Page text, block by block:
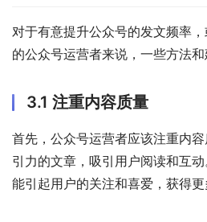
对于有意提升公众号的发文频率
的公众号运营者来说，一些方法和
3.1 注重内容质量
首先，公众号运营者应该注重内
引力的文章，吸引用户阅读和互
能引起用户的关注和喜爱，获得更